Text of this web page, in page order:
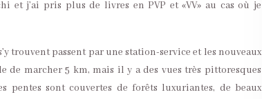
et j’ai pris plus de livres en PVP et «VV» au cas où je
trouvent passent par une station-service et les nouveaux
de marcher 5 km, mais il y a des vues très pittoresques
pentes sont couvertes de forêts luxuriantes, de beaux